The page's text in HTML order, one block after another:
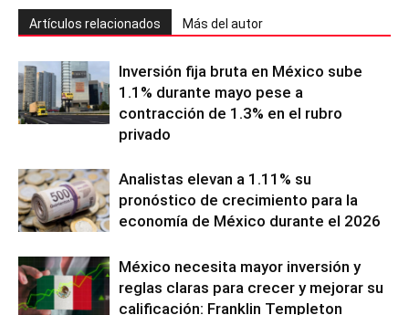
Artículos relacionados Más del autor
Inversión fija bruta en México sube
1.1% durante mayo pese a
contracción de 1.3% en el rubro
privado
Analistas elevan a 1.11% su
pronóstico de crecimiento para la
economía de México durante el 2026
México necesita mayor inversión y
reglas claras para crecer y mejorar su
calificación: Franklin Templeton